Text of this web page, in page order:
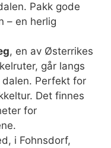
Pakk gode
– en herlig
, en av Østerrikes
går langs
Perfekt for
Det finnes
for
i Fohnsdorf,